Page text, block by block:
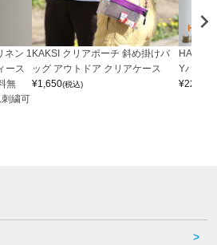
ネン 1
ース
無
繍可
KAKSI クリアポーチ 斜め掛けバ
ッグ アウトドア クリアケース
¥1,650(税込)
Yバッグ
¥22,000